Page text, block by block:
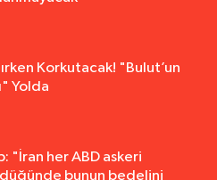
Korkutacak! "Bulut’un
Yolda
"İran her ABD askeri
bunun bedelini